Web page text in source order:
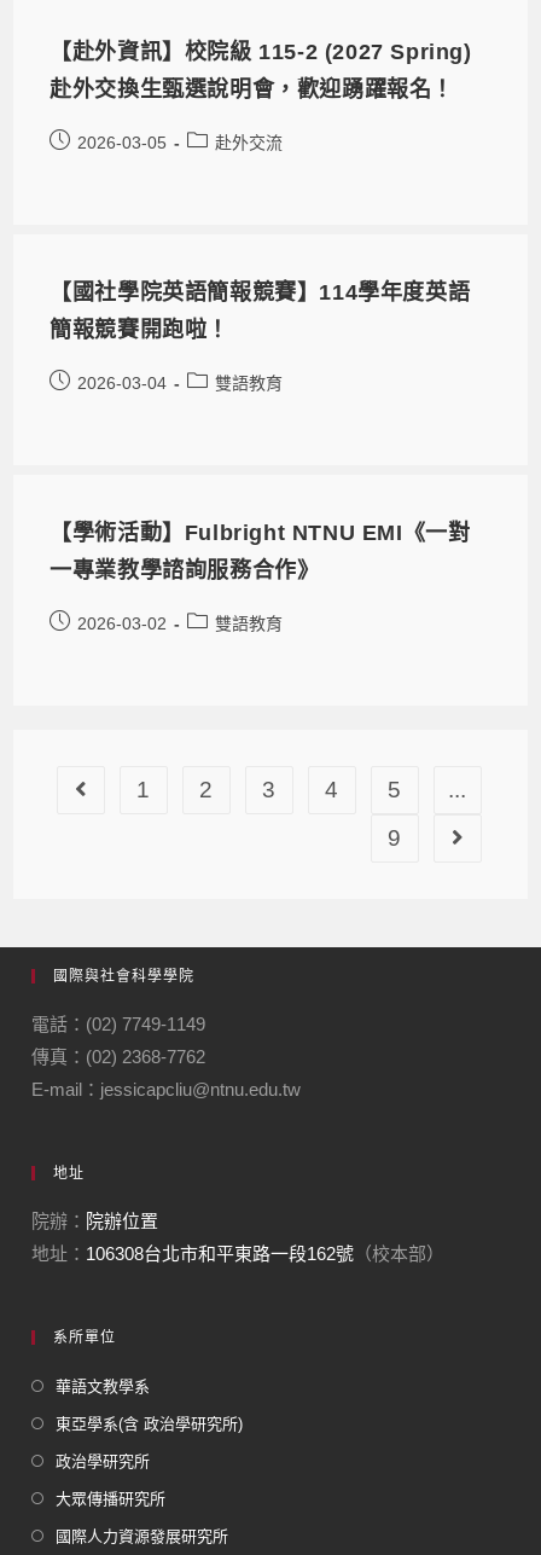
【赴外資訊】校院級 115-2 (2027 Spring)
赴外交換生甄選說明會，歡迎踴躍報名！
2026-03-05 赴外交流
【國社學院英語簡報競賽】114學年度英語
簡報競賽開跑啦！
2026-03-04 雙語教育
【學術活動】Fulbright NTNU EMI《一對
一專業教學諮詢服務合作》
2026-03-02 雙語教育
1 2 3 4 5
...
9
國際與社會科學學院
電話：(02) 7749-1149
傳真：(02) 2368-7762
E-mail：jessicapcliu@ntnu.edu.tw
地址
院辦： 院辦位置
地址： 106308台北市和平東路一段162號 （校本部）
系所單位
華語文教學系
東亞學系(含 政治學研究所)
政治學研究所
大眾傳播研究所
國際人力資源發展研究所